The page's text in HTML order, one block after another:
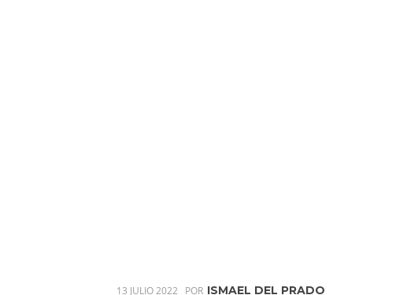
13 JULIO 2022 POR ISMAEL DEL PRADO